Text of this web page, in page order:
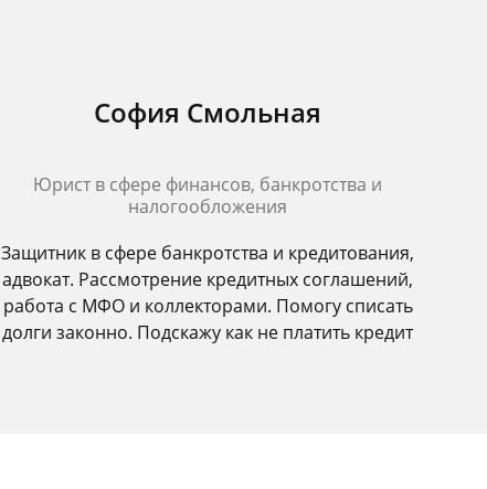
София Смольная
Юрист в сфере финансов, банкротства и
налогообложения
Защитник в сфере банкротства и кредитования,
адвокат. Рассмотрение кредитных соглашений,
работа с МФО и коллекторами. Помогу списать
долги законно. Подскажу как не платить кредит